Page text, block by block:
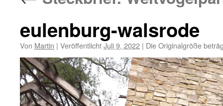
eulenburg-walsrode
Von Martin | VeröffentlichtJuli 9, 2022 | Die Originalgröße